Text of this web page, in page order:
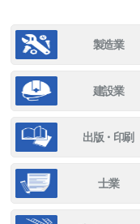
製造業
建設業
出版・印刷
士業